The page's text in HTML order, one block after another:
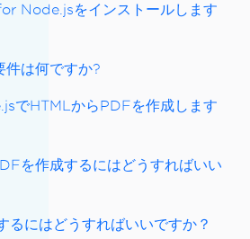
Node.jsをインストールします
は何ですか?
でHTMLからPDFを作成します
を作成するにはどうすればいい
るにはどうすればいいですか？